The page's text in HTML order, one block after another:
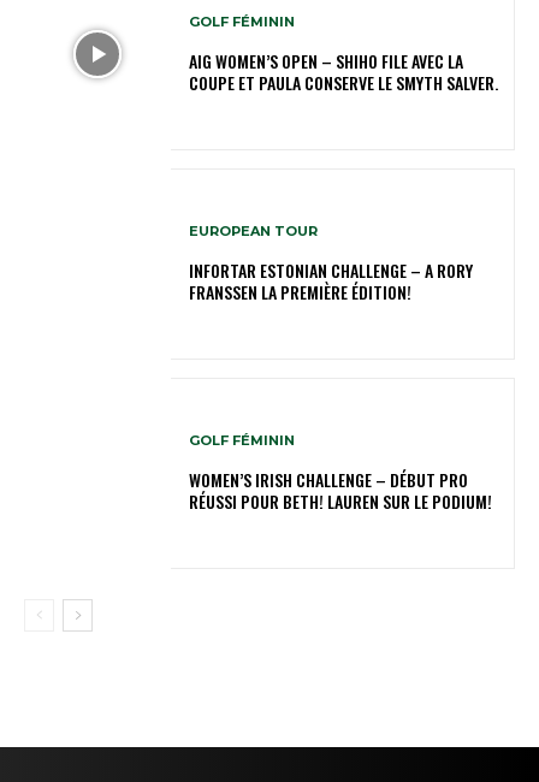
GOLF FÉMININ
AIG WOMEN’S OPEN – SHIHO FILE AVEC LA
COUPE ET PAULA CONSERVE LE SMYTH SALVER.
EUROPEAN TOUR
INFORTAR ESTONIAN CHALLENGE – A RORY
FRANSSEN LA PREMIÈRE ÉDITION!
GOLF FÉMININ
WOMEN’S IRISH CHALLENGE – DÉBUT PRO
RÉUSSI POUR BETH! LAUREN SUR LE PODIUM!